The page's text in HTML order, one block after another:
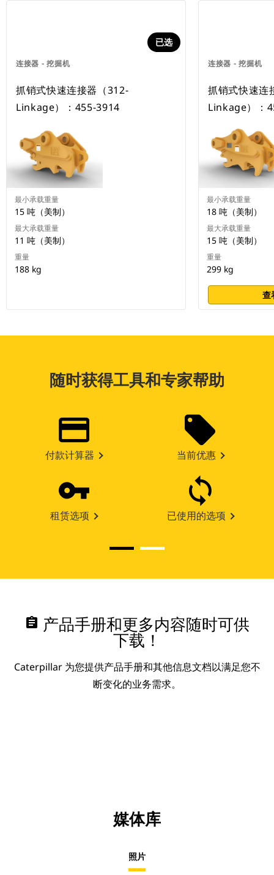
连接器 - 挖掘机
已选
抓销式快速连接器（312-
Linkage）：455-3914
最小承载重量
15 吨（美制）
最大承载重量
11 吨（美制）
重量
188 kg
连接器 - 挖掘机
抓销式快速连
Linkage）：
最小承载重量
18 吨（美制）
最大承载重量
15 吨（美制）
重量
299 kg
查
随时获得工具和专家帮助
付款计算器 当前优惠
租赁选项 已使用的选项
assignment 产品手册和更多内容随时可供
下载！
Caterpillar 为您提供产品手册和其他信息文档以满足您不
断变化的业务需求。
媒体库
照片